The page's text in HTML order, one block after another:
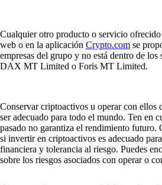
Cualquier otro producto o servicio ofrecido
web o en la aplicación Crypto.com se
empresas del grupo y no está dentro de
DAX MT Limited o Foris MT Limited.
Conservar criptoactivos u operar con ellos
ser adecuado para todo el mundo. Ten en
pasado no garantiza el rendimiento futuro.
si invertir en criptoactivos es adecuado
financiera y tolerancia al riesgo. Puedes
sobre los riesgos asociados con operar o